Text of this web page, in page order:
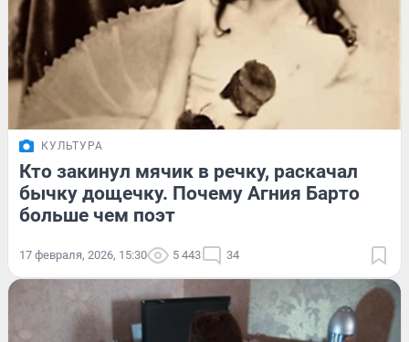
КУЛЬТУРА
Кто закинул мячик в речку, раскачал
бычку дощечку. Почему Агния Барто
больше чем поэт
17 февраля, 2026, 15:30 5 443 34